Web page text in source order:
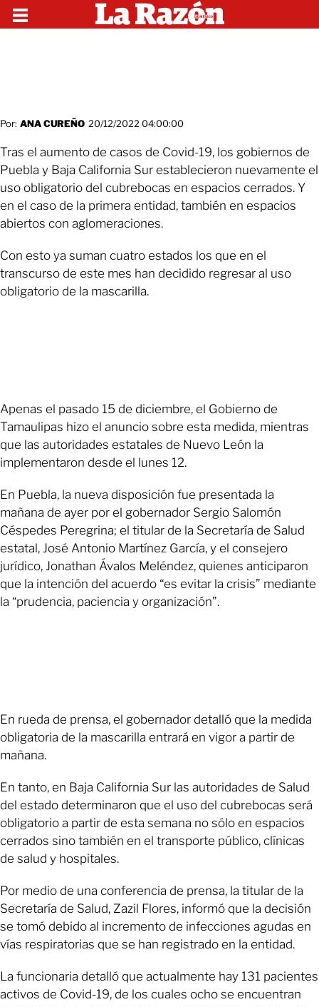
Por: ANA CUREÑO 20/12/2022 04:00:00
Tras el aumento de casos de Covid-19, los gobiernos de
Puebla y Baja California Sur establecieron nuevamente el
uso obligatorio del cubrebocas en espacios cerrados. Y
en el caso de la primera entidad, también en espacios
abiertos con aglomeraciones.
Con esto ya suman cuatro estados los que en el
transcurso de este mes han decidido regresar al uso
obligatorio de la mascarilla.
Apenas el pasado 15 de diciembre, el Gobierno de
Tamaulipas hizo el anuncio sobre esta medida, mientras
que las autoridades estatales de Nuevo León la
implementaron desde el lunes 12.
En Puebla, la nueva disposición fue presentada la
mañana de ayer por el gobernador Sergio Salomón
Céspedes Peregrina; el titular de la Secretaría de Salud
estatal, José Antonio Martínez García, y el consejero
jurídico, Jonathan Ávalos Meléndez, quienes anticiparon
que la intención del acuerdo “es evitar la crisis” mediante
la “prudencia, paciencia y organización”.
En rueda de prensa, el gobernador detalló que la medida
obligatoria de la mascarilla entrará en vigor a partir de
mañana.
En tanto, en Baja California Sur las autoridades de Salud
del estado determinaron que el uso del cubrebocas será
obligatorio a partir de esta semana no sólo en espacios
cerrados sino también en el transporte público, clínicas
de salud y hospitales.
Por medio de una conferencia de prensa, la titular de la
Secretaría de Salud, Zazil Flores, informó que la decisión
se tomó debido al incremento de infecciones agudas en
vías respiratorias que se han registrado en la entidad.
La funcionaria detalló que actualmente hay 131 pacientes
activos de Covid-19, de los cuales ocho se encuentran